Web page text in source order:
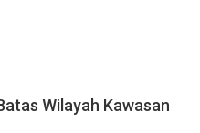
Wilayah Kawasan